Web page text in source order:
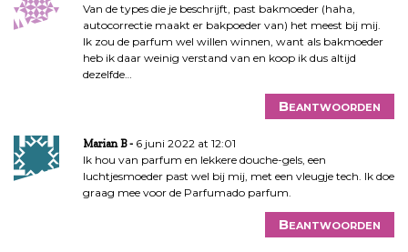
Van de types die je beschrijft, past bakmoeder (haha,
autocorrectie maakt er bakpoeder van) het meest bij mij.
Ik zou de parfum wel willen winnen, want als bakmoeder
heb ik daar weinig verstand van en koop ik dus altijd
dezelfde…
Beantwoorden
Marian B
6 juni 2022 at 12:01
Ik hou van parfum en lekkere douche-gels, een
luchtjesmoeder past wel bij mij, met een vleugje tech. Ik doe
graag mee voor de Parfumado parfum.
Beantwoorden